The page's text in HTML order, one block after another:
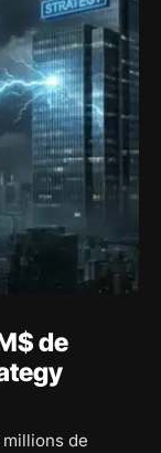
de
de